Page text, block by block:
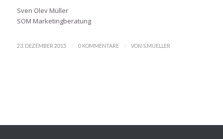
Sven Olev Müller
SOM Marketingberatung
23. DEZEMBER 2015 / 0 KOMMENTARE / VON S.MUELLER